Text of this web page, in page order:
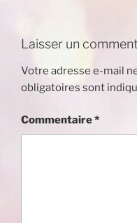
Laisser un
Votre adresse e-mail
obligatoires sont
Commentaire*